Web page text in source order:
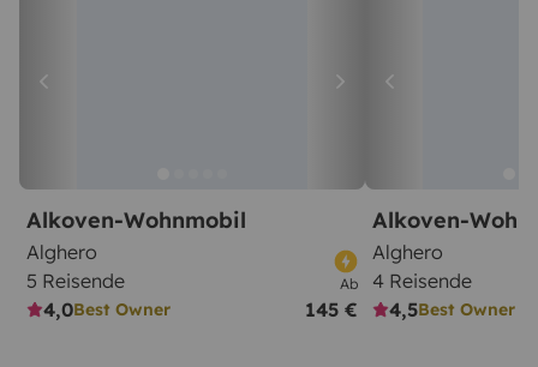
Alkoven-Wohnmobil
Alghero
5 Reisende
4,0Best Owner
Ab
145 €
Alkoven-
Alghero
4 Reisende
4,5Best Owner